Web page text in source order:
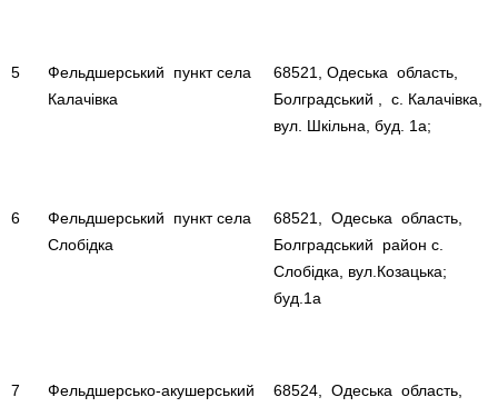
5
Фельдшерський пункт села
Калачівка
68521, Одеська область,
Болградський , с. Калачівка,
вул. Шкільна, буд. 1а;
6
Фельдшерський пункт села
Слобідка
68521, Одеська область,
Болградський район с.
Слобідка, вул.Козацька;
буд.1а
7
Фельдшерсько-акушерський
68524, Одеська область,